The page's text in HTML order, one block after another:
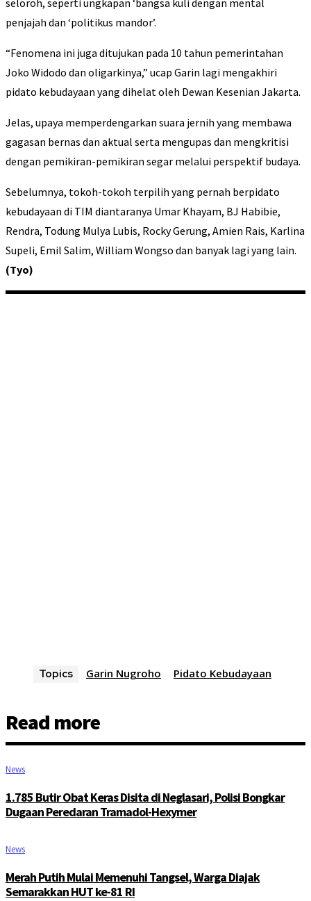
seloroh, seperti ungkapan ‘bangsa kuli dengan mental
penjajah dan ‘politikus mandor’.
“Fenomena ini juga ditujukan pada 10 tahun pemerintahan
Joko Widodo dan oligarkinya,” ucap Garin lagi mengakhiri
pidato kebudayaan yang dihelat oleh Dewan Kesenian Jakarta.
Jelas, upaya memperdengarkan suara jernih yang membawa
gagasan bernas dan aktual serta mengupas dan mengkritisi
dengan pemikiran-pemikiran segar melalui perspektif budaya.
Sebelumnya, tokoh-tokoh terpilih yang pernah berpidato
kebudayaan di TIM diantaranya Umar Khayam, BJ Habibie,
Rendra, Todung Mulya Lubis, Rocky Gerung, Amien Rais, Karlina
Supeli, Emil Salim, William Wongso dan banyak lagi yang lain.
(Tyo)
Topics Garin Nugroho Pidato Kebudayaan
Read more
News
1.785 Butir Obat Keras Disita di Neglasari, Polisi Bongkar
Dugaan Peredaran Tramadol-Hexymer
News
Merah Putih Mulai Memenuhi Tangsel, Warga Diajak
Semarakkan HUT ke-81 RI